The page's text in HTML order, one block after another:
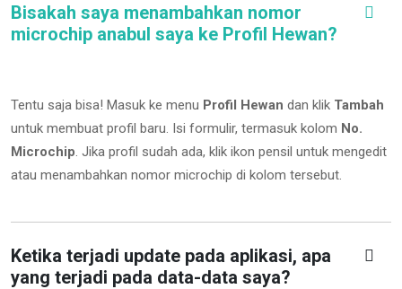
Bisakah saya menambahkan nomor
microchip anabul saya ke Profil Hewan?
Tentu saja bisa! Masuk ke menu Profil Hewan dan klik Tambah
untuk membuat profil baru. Isi formulir, termasuk kolom No.
Microchip. Jika profil sudah ada, klik ikon pensil untuk mengedit
atau menambahkan nomor microchip di kolom tersebut.
Ketika terjadi update pada aplikasi, apa
yang terjadi pada data-data saya?